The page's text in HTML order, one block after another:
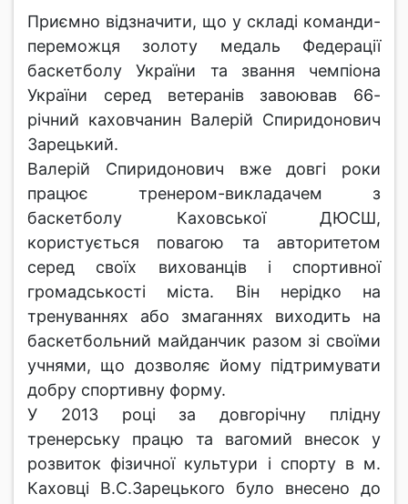
Приємно відзначити, що у складі команди-
переможця золоту медаль Федерації
баскетболу України та звання чемпіона
України серед ветеранів завоював 66-
річний каховчанин Валерій Спиридонович
Зарецький.
Валерій Спиридонович вже довгі роки
працює тренером-викладачем з
баскетболу Каховської ДЮСШ,
користується повагою та авторитетом
серед своїх вихованців і спортивної
громадськості міста. Він нерідко на
тренуваннях або змаганнях виходить на
баскетбольний майданчик разом зі своїми
учнями, що дозволяє йому підтримувати
добру спортивну форму.
У 2013 році за довгорічну плідну
тренерську працю та вагомий внесок у
розвиток фізичної культури і спорту в м.
Каховці В.С.Зарецького було внесено до